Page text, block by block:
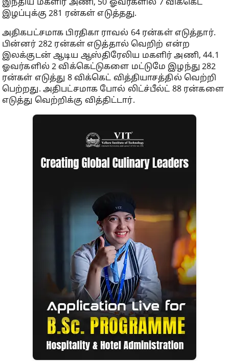
இந்திய மகளிர் அணி, 50 ஓவர்களில் 7 விக்கெட்
இழப்புக்கு 281 ரன்கள் எடுத்தது.
அதிகபட்சமாக பிரதிகா ராவல் 64 ரன்கள் எடுத்தார்.
பின்னர் 282 ரன்கள் எடுத்தால் வெறிற் என்ற
இலக்குடன் ஆடிய ஆஸ்திரேலிய மகளிர் அணி, 44.1
ஓவர்களில் 2 விக்கெட்டுகளை மட்டுமே இழந்து 282
ரன்கள் எடுத்து 8 விக்கெட் வித்தியாசத்தில் வெற்றி
பெற்றது. அதிபட்சமாக போல் லிட்ச்பீல்ட் 88 ரன்களை
எடுத்து வெற்றிக்கு வித்திட்டார்.